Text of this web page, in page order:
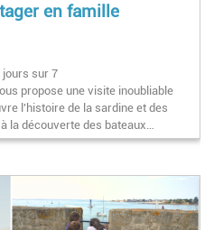
en famille
jours sur 7
vac. de Noël : 10h- 12h30
jours fériés
propose une visite inoubliable
l'histoire de la sardine et des
la découverte des bateaux…